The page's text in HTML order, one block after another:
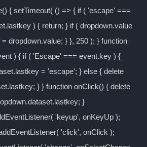
{ setTimeout( () => { if ( 'escape' ===
) { return; } if ( dropdown.value
dropdown.value; } }, 250 ); } function
) { if ( 'Escape' === event.key ) {
= 'escape'; } else { delete
} } function onClick() { delete
}
'keyup', onKeyUp );
'click', onClick );